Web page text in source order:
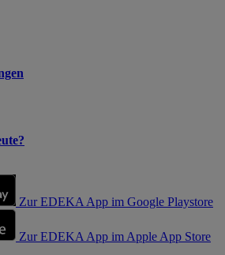
Zur EDEKA App im Google Playstore
Zur EDEKA App im Apple App Store